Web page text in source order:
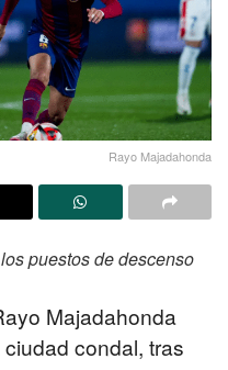
Rayo Majadahonda
puestos de descenso
Majadahonda
condal, tras